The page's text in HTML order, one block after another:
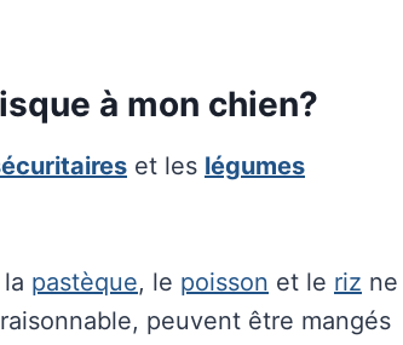
à mon chien?
et les légumes
la pastèque, le poisson et le riz ne
peuvent être mangés